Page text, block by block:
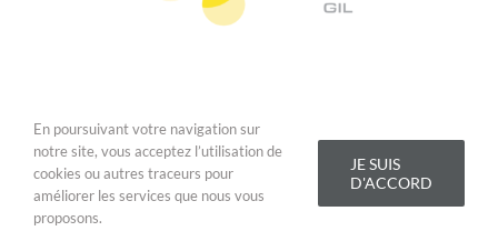
Copyright 2019 Addis Lighting - Tous droits réservés |
Générales de Vente|Mentions légales
Facebook
Email
En poursuivant votre navigation sur
notre site, vous acceptez l’utilisation de
cookies ou autres traceurs pour
améliorer les services que nous vous
proposons.
JE SUIS
D'ACCORD